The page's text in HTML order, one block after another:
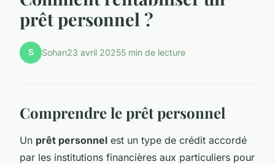
prêt personnel ?
S Sohan23 avril 20255 min de lecture
Comprendre le prêt personnel
Un prêt personnel est un type de crédit accordé
par les institutions financières aux particuliers pour